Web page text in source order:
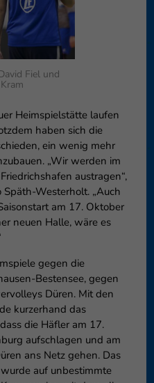
Fiel und
Heimspielstätte laufen
haben sich die
ein wenig mehr
„Wir werden im
austragen“,
Westerholt. „Auch
am 17. Oktober
neuen Halle, wäre es
gegen die
Bestensee, gegen
Düren. Mit den
kurzerhand das
die Häfler am 17.
aufschlagen und am
ans Netz gehen. Das
auf unbestimmte
grundlegende Funktionen und sind
Informationen anzeigen
Social-Media-Plattformen werden
mehr.
Cookie-Informationen anzeigen